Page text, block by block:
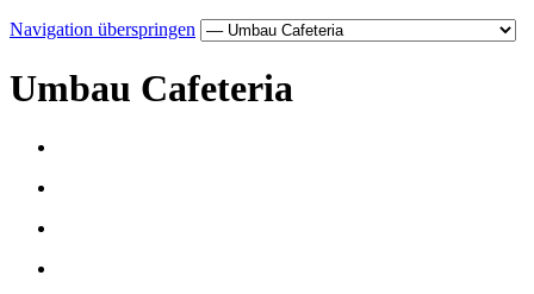
Navigation überspringen
Umbau Cafeteria